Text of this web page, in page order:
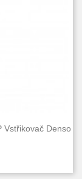
Vstřikovač Denso